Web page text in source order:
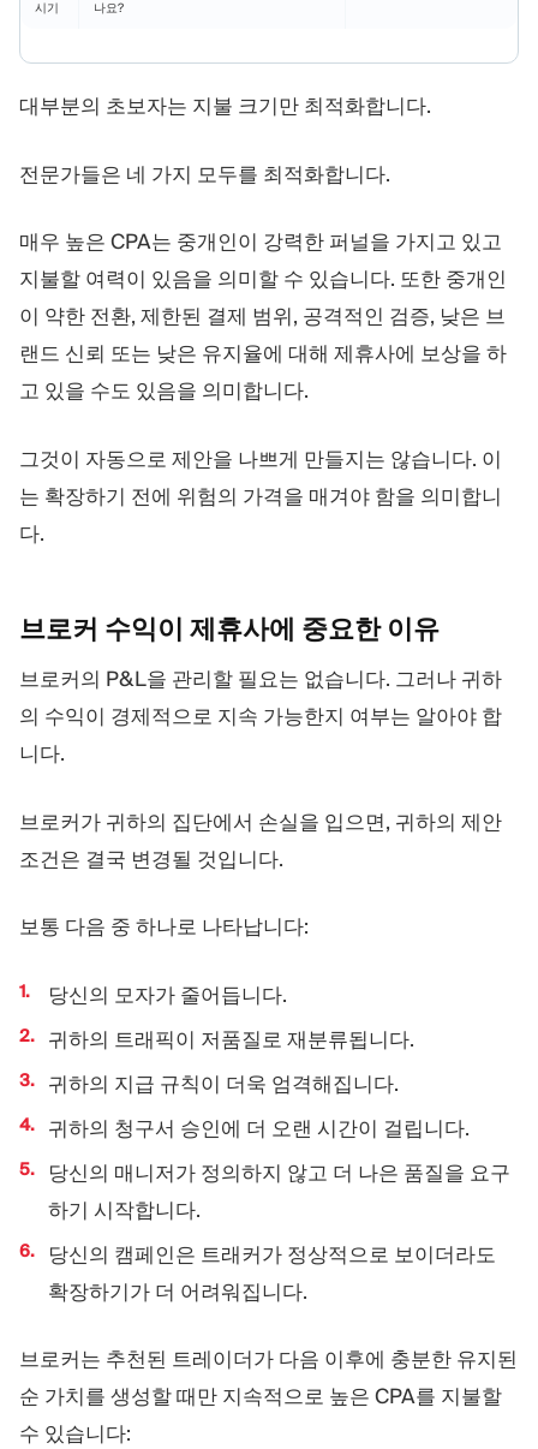
시기 나요?
대부분의 초보자는 지불 크기만 최적화합니다.
전문가들은 네 가지 모두를 최적화합니다.
매우 높은 CPA는 중개인이 강력한 퍼널을 가지고 있고
지불할 여력이 있음을 의미할 수 있습니다. 또한 중개인
이 약한 전환, 제한된 결제 범위, 공격적인 검증, 낮은 브
랜드 신뢰 또는 낮은 유지율에 대해 제휴사에 보상을 하
고 있을 수도 있음을 의미합니다.
그것이 자동으로 제안을 나쁘게 만들지는 않습니다. 이
는 확장하기 전에 위험의 가격을 매겨야 함을 의미합니
다.
브로커 수익이 제휴사에 중요한 이유
브로커의 P&L을 관리할 필요는 없습니다. 그러나 귀하
의 수익이 경제적으로 지속 가능한지 여부는 알아야 합
니다.
브로커가 귀하의 집단에서 손실을 입으면, 귀하의 제안
조건은 결국 변경될 것입니다.
보통 다음 중 하나로 나타납니다:
당신의 모자가 줄어듭니다.
귀하의 트래픽이 저품질로 재분류됩니다.
귀하의 지급 규칙이 더욱 엄격해집니다.
귀하의 청구서 승인에 더 오랜 시간이 걸립니다.
당신의 매니저가 정의하지 않고 더 나은 품질을 요구
하기 시작합니다.
당신의 캠페인은 트래커가 정상적으로 보이더라도
확장하기가 더 어려워집니다.
브로커는 추천된 트레이더가 다음 이후에 충분한 유지된
순 가치를 생성할 때만 지속적으로 높은 CPA를 지불할
수 있습니다: